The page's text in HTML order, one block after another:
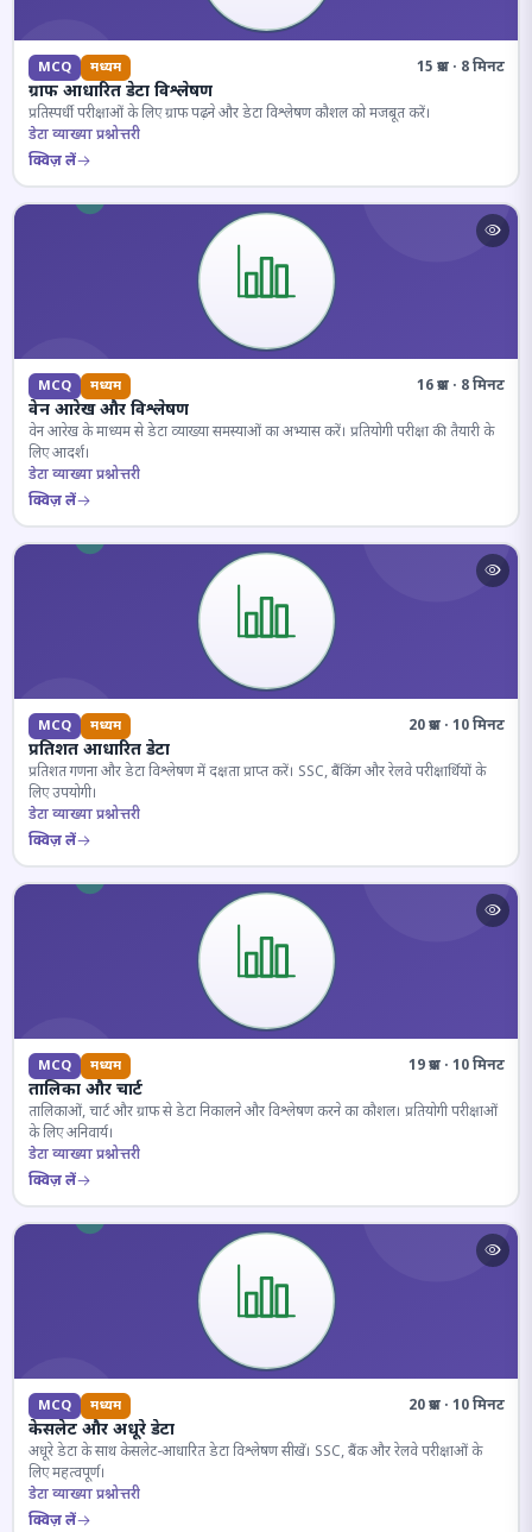
MCQ मध्यम 15 प्रश्न · 8 मिनट
ग्राफ आधारित डेटा विश्लेषण
प्रतिस्पर्धी परीक्षाओं के लिए ग्राफ पढ़ने और डेटा विश्लेषण कौशल को मजबूत करें।
डेटा व्याख्या प्रश्नोत्तरी
क्विज़ लें
MCQ मध्यम 16 प्रश्न · 8 मिनट
वेन आरेख और विश्लेषण
वेन आरेख के माध्यम से डेटा व्याख्या समस्याओं का अभ्यास करें। प्रतियोगी परीक्षा की तैयारी के
लिए आदर्श।
डेटा व्याख्या प्रश्नोत्तरी
क्विज़ लें
MCQ मध्यम 20 प्रश्न · 10 मिनट
प्रतिशत आधारित डेटा
प्रतिशत गणना और डेटा विश्लेषण में दक्षता प्राप्त करें। SSC, बैंकिंग और रेलवे परीक्षार्थियों के
लिए उपयोगी।
डेटा व्याख्या प्रश्नोत्तरी
क्विज़ लें
MCQ मध्यम 19 प्रश्न · 10 मिनट
तालिका और चार्ट
तालिकाओं, चार्ट और ग्राफ से डेटा निकालने और विश्लेषण करने का कौशल। प्रतियोगी परीक्षाओं
के लिए अनिवार्य।
डेटा व्याख्या प्रश्नोत्तरी
क्विज़ लें
MCQ मध्यम 20 प्रश्न · 10 मिनट
केसलेट और अधूरे डेटा
अधूरे डेटा के साथ केसलेट-आधारित डेटा विश्लेषण सीखें। SSC, बैंक और रेलवे परीक्षाओं के
लिए महत्वपूर्ण।
डेटा व्याख्या प्रश्नोत्तरी
क्विज़ लें